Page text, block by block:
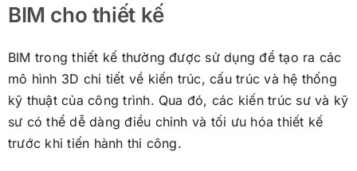
BIM cho thiết kế
BIM trong thiết kế thường được sử dụng để tạo ra các
mô hình 3D chi tiết về kiến trúc, cấu trúc và hệ thống
kỹ thuật của công trình. Qua đó, các kiến trúc sư và kỹ
sư có thể dễ dàng điều chỉnh và tối ưu hóa thiết kế
trước khi tiến hành thi công.